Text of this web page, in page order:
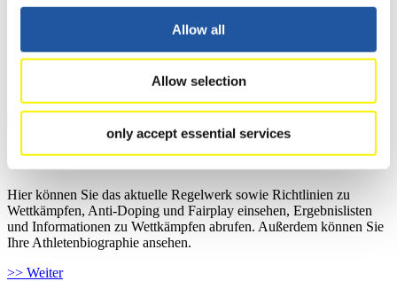
Allow all
Allow selection
only accept essential services
Hier können Sie das aktuelle Regelwerk sowie Richtlinien zu
Wettkämpfen, Anti-Doping und Fairplay einsehen, sich über
sowie Informationen über Wettkämpfe abrufen.
Für Athleten
Hier können Sie das aktuelle Regelwerk sowie Richtlinien zu
Wettkämpfen, Anti-Doping und Fairplay einsehen, Ergebnislisten
und Informationen zu Wettkämpfen abrufen. Außerdem können Sie
Ihre Athletenbiographie ansehen.
>> Weiter